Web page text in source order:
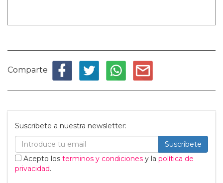
Comparte
Suscribete a nuestra newsletter:
Suscribete
Acepto los terminos y condiciones y la política de
privacidad.